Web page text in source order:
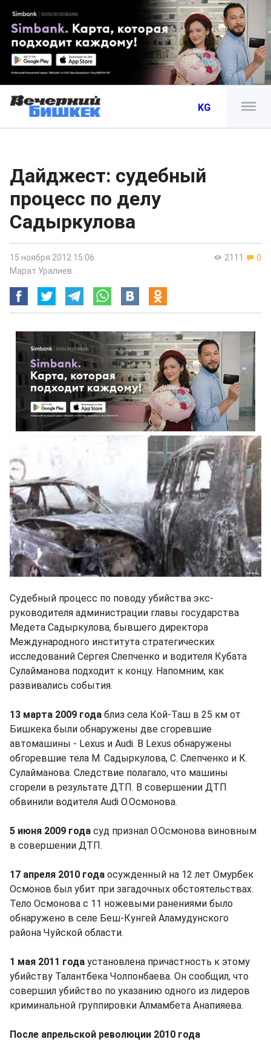
KG
Дайджест: судебный
процесс по делу
Садыркулова
2111 0
15 ноября 2012 15:06
Марат Уралиев
Судебный процесс по поводу убийства экс-
руководителя администрации главы государства
Медета Садыркулова, бывшего директора
Международного института стратегических
исследований Сергея Слепченко и водителя Кубата
Сулайманова подходит к концу. Напомним, как
развивались события.
13 марта 2009 года близ села Кой-Таш в 25 км от
Бишкека были обнаружены две сгоревшие
автомашины - Lexus и Audi. В Lexus обнаружены
обгоревшие тела М. Садыркулова, С. Слепченко и К.
Сулайманова. Следствие полагало, что машины
сгорели в результате ДТП. В совершении ДТП
обвинили водителя Audi О.Осмонова.
5 июня 2009 года суд признал О.Осмонова виновным
в совершении ДТП.
17 апреля 2010 года осужденный на 12 лет Омурбек
Осмонов был убит при загадочных обстоятельствах.
Тело Осмонова с 11 ножевыми ранениями было
обнаружено в селе Беш-Кунгей Аламудунского
района Чуйской области.
1 мая 2011 года установлена причастность к этому
убийству Талантбека Чолпонбаева. Он сообщил, что
совершил убийство по указанию одного из лидеров
криминальной группировки Алмамбета Анапияева.
После апрельской революции 2010 года